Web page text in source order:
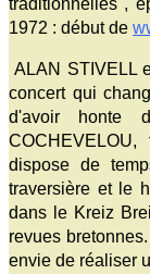
traditionnelles",
1972 : début de
ALAN STIVELL
concert qui
d'avoir honte
dispose de
traversière et le
dans le Kreiz
revues
envie de réaliser